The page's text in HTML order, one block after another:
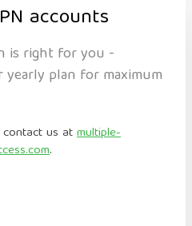
accounts
is right for you -
plan for maximum
us atmultiple-
.